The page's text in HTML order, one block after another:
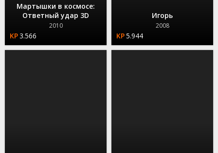
Мартышки в космосе:
Ответный удар 3D
2010
3.566
Игорь
2008
5.944